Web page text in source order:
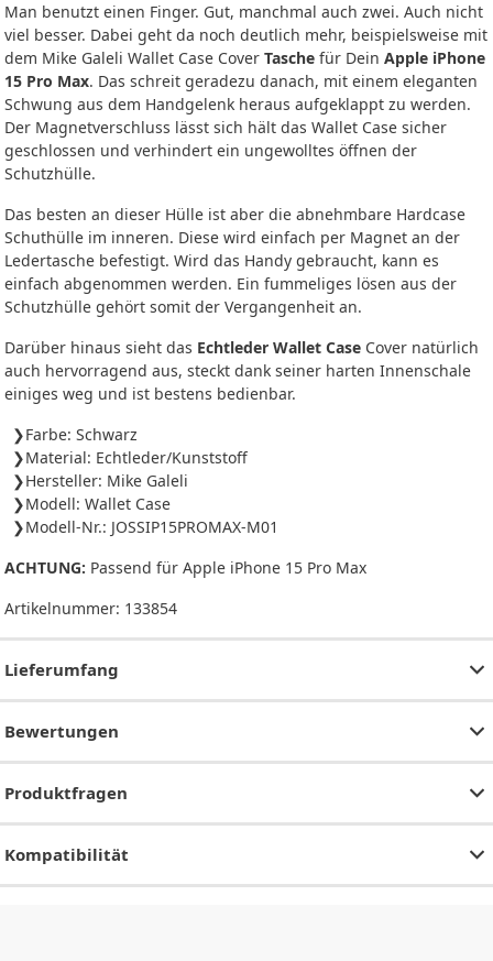
Man benutzt einen Finger. Gut, manchmal auch zwei. Auch nicht
viel besser. Dabei geht da noch deutlich mehr, beispielsweise mit
dem Mike Galeli Wallet Case Cover Tasche für Dein Apple iPhone
15 Pro Max. Das schreit geradezu danach, mit einem eleganten
Schwung aus dem Handgelenk heraus aufgeklappt zu werden.
Der Magnetverschluss lässt sich hält das Wallet Case sicher
geschlossen und verhindert ein ungewolltes öffnen der
Schutzhülle.
Das besten an dieser Hülle ist aber die abnehmbare Hardcase
Schuthülle im inneren. Diese wird einfach per Magnet an der
Ledertasche befestigt. Wird das Handy gebraucht, kann es
einfach abgenommen werden. Ein fummeliges lösen aus der
Schutzhülle gehört somit der Vergangenheit an.
Darüber hinaus sieht das Echtleder Wallet Case Cover natürlich
auch hervorragend aus, steckt dank seiner harten Innenschale
einiges weg und ist bestens bedienbar.
Farbe: Schwarz
Material: Echtleder/Kunststoff
Hersteller: Mike Galeli
Modell: Wallet Case
Modell-Nr.: JOSSIP15PROMAX-M01
ACHTUNG: Passend für Apple iPhone 15 Pro Max
Artikelnummer: 133854
Lieferumfang
Bewertungen
Produktfragen
Kompatibilität